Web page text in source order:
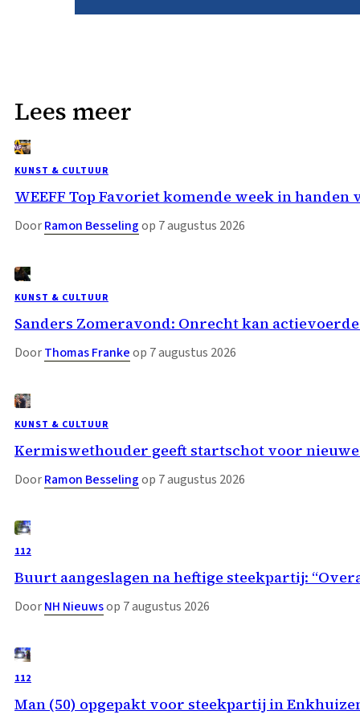
Lees meer
KUNST & CULTUUR
WEEFF Top Favoriet komende week in handen
DoorRamon Besselingop 7 augustus 2026
KUNST & CULTUUR
Sanders Zomeravond: Onrecht kan
DoorThomas Frankeop 7 augustus 2026
KUNST & CULTUUR
Kermiswethouder geeft startschot voor
DoorRamon Besselingop 7 augustus 2026
112
Buurt aangeslagen na heftige steekpartij:
DoorNH Nieuwsop 7 augustus 2026
112
Man (50) opgepakt voor steekpartij in